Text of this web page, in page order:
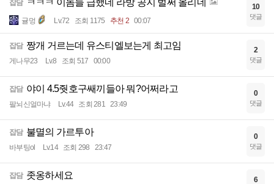
잡담 ㅋㅋㅋ 이놈들 급했네 라방 공지 벌써 올리네
귤멍 Lv.72 조회 1175 추천 2 00:07
10
댓글
잡담 짱개 거르는데 유스티엘보는게 최고임
게나무23 Lv.8 조회 517 00:00
2
댓글
잡담 야이 4.5줫호구쌔끼들아 뭐?어쩌라고
팔뇌신얼마냐 Lv.44 조회 281 23:49
0
댓글
잡담 불멸의 가르투아
바부팅ol Lv.14 조회 298 23:47
0
댓글
잡담 좃옹하세요 6